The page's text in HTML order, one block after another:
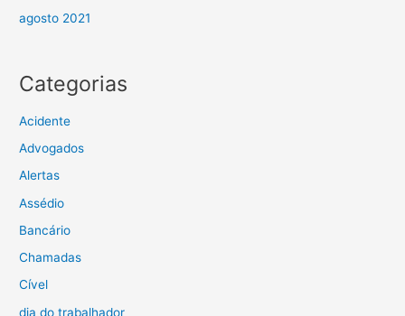
agosto 2021
Categorias
Acidente
Advogados
Alertas
Assédio
Bancário
Chamadas
Cível
dia do trabalhador